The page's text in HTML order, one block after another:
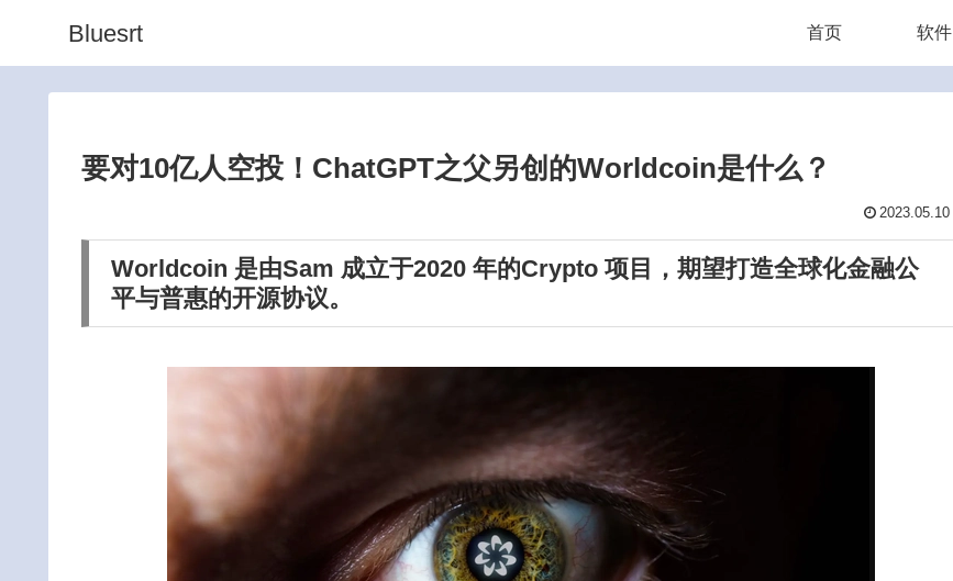
Bluesrt 首页 软件
要对10亿人空投！ChatGPT之父另创的Worldcoin是什么？
2023.05.10
Worldcoin 是由Sam 成立于2020 年的Crypto 项目，期望打造全球化金融公
平与普惠的开源协议。